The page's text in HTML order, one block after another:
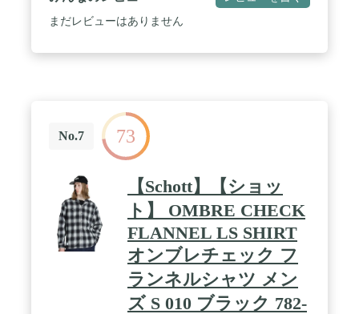
まだレビューはありません
No.7 73
【Schott】【ショッ
ト】 OMBRE CHECK
FLANNEL LS SHIRT
オンブレチェック フ
ランネルシャツ メン
ズ S 010 ブラック 782-